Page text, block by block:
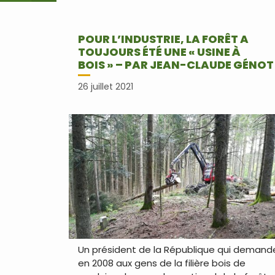
POUR L’INDUSTRIE, LA FORÊT A
TOUJOURS ÉTÉ UNE « USINE À
BOIS » – PAR JEAN-CLAUDE GÉNOT
26 juillet 2021
Un président de la République qui
en 2008 aux gens de la filière bois de